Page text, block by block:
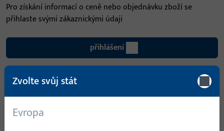
Pro získání informací o ceně nebo objednávku zboží se
přihlaste svými zákaznickými údaji
přihlášení
Zvolte svůj stát
Evropa